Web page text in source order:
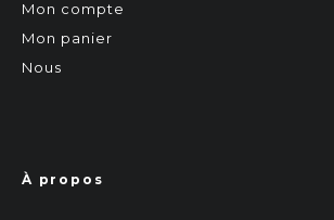
Mon compte
Mon panier
Nous
À propos